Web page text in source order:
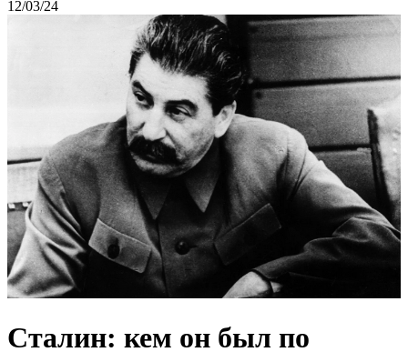
12/03/24
Сталин: кем он был по